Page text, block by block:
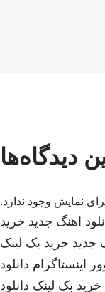
دیدگاه‌ها
نمایش وجود ندارد.
اهنگ جدید خرید
جدید خرید بک لینک
اینستاگرام دانلود
خرید بک لینک دانلود